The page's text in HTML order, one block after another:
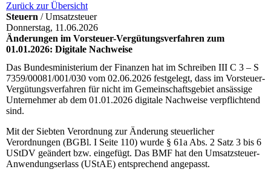
Zurück zur Übersicht
Steuern / Umsatzsteuer
Donnerstag, 11.06.2026
Änderungen im Vorsteuer-Vergütungsverfahren zum
01.01.2026: Digitale Nachweise
Das Bundesministerium der Finanzen hat im Schreiben III C 3 – S
7359/00081/001/030 vom 02.06.2026 festgelegt, dass im Vorsteuer-
Vergütungsverfahren für nicht im Gemeinschaftsgebiet ansässige
Unternehmer ab dem 01.01.2026 digitale Nachweise verpflichtend
sind.
Mit der Siebten Verordnung zur Änderung steuerlicher
Verordnungen (BGBl. I Seite 110) wurde § 61a Abs. 2 Satz 3 bis 6
UStDV geändert bzw. eingefügt. Das BMF hat den Umsatzsteuer-
Anwendungserlass (UStAE) entsprechend angepasst.